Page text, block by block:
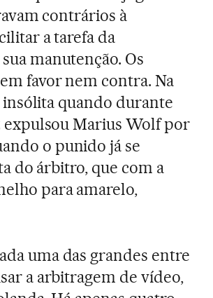
contrários à
a tarefa da
manutenção. Os
favor nem contra. Na
quando durante
expulsou Marius Wolf por
o punido já se
do árbitro, que com a
para amarelo,
uma das grandes entre
a arbitragem de vídeo,